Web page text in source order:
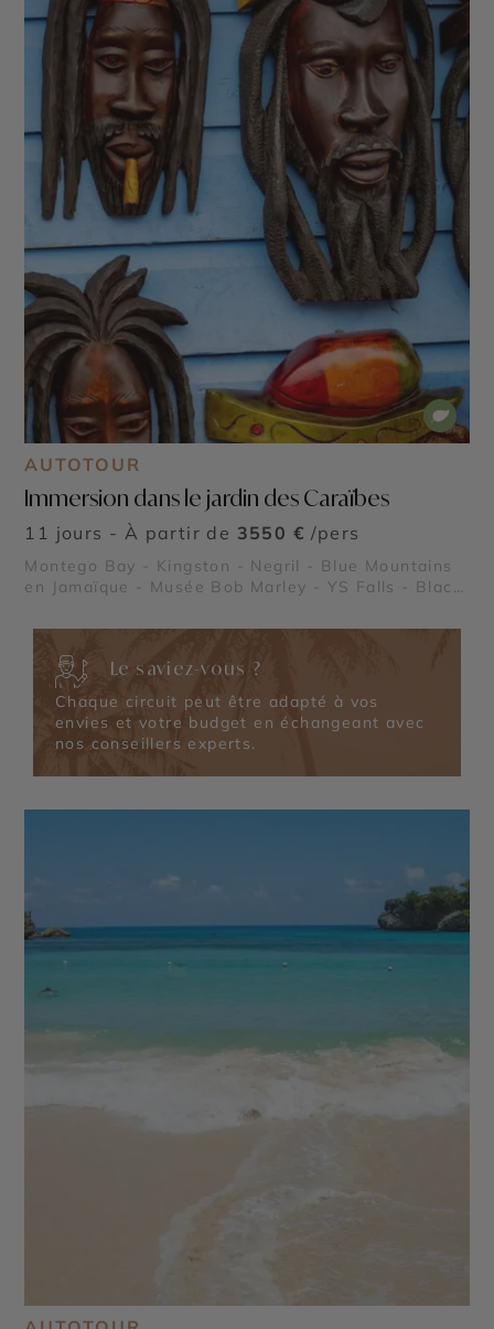
AUTOTOUR
Immersion dans le jardin des Caraïbes
11 jours - À partir de 3550 € /pers
Montego Bay - Kingston - Negril - Blue Mountains
en Jamaïque - Musée Bob Marley - YS Falls - Black
Le saviez-vous ?
Chaque circuit peut être adapté à vos
envies et votre budget en échangeant avec
nos conseillers experts.